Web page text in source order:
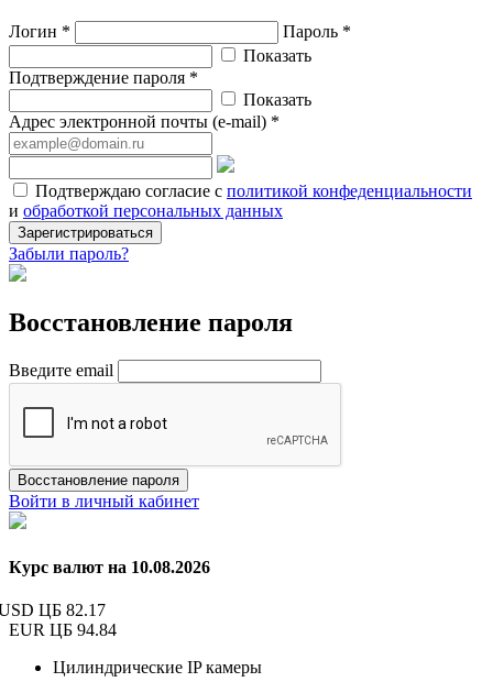
Логин *
Пароль *
Показать
Подтверждение пароля *
Показать
Адрес электронной почты (e-mail) *
Подтверждаю согласие с политикой конфеденциальности
и обработкой персональных данных
Зарегистрироваться
Забыли пароль?
Восстановление пароля
Введите email
Восстановление пароля
Войти в личный кабинет
Курс валют на 10.08.2026
ЦБ 82.17
EUR ЦБ 94.84
Цилиндрические IP камеры